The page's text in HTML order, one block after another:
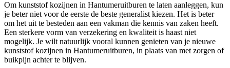
Om kunststof kozijnen in Hantumeruitburen te laten aanleggen, kun
je beter niet voor de eerste de beste generalist kiezen. Het is beter
om het uit te besteden aan een vakman die kennis van zaken heeft.
Een sterkere vorm van verzekering en kwaliteit is haast niet
mogelijk. Je wilt natuurlijk vooral kunnen genieten van je nieuwe
kunststof kozijnen in Hantumeruitburen, in plaats van met zorgen of
buikpijn achter te blijven.